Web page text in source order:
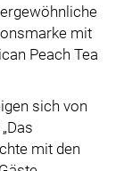
mit
Peach Tea
sich von
mit den